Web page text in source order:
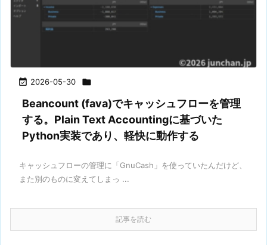
 2026-05-30 
Beancount (fava)でキャッシュフローを管理
する。Plain Text Accountingに基づいた
Python実装であり、軽快に動作する
キャッシュフローの管理に「GnuCash」を使っていたんだけど、
また別のものに変えてしまっ ...
記事を読む